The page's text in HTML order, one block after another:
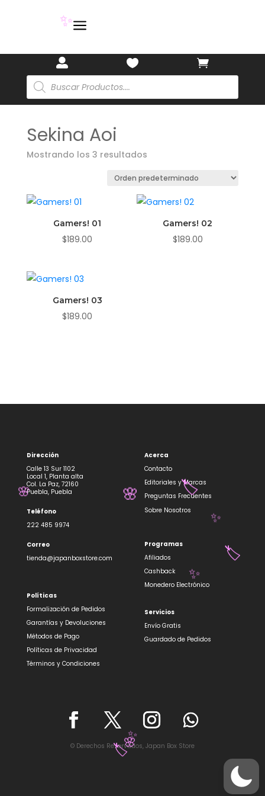
a
 

Búsqueda
de
productos
Sekina Aoi
Mostrando los 3 resultados
Gamers! 01
$189.00
Gamers! 02
$189.00
Gamers! 03
$189.00
Dirección
Calle 13 Sur 1102
Local 1, Planta alta
Col. La Paz, 72160
Puebla, Puebla
Teléfono
222 485 9974
Correo
tienda@japanboxstore.com
Políticas
Formalización de Pedidos
Garantías y Devoluciones
Métodos de Pago
Políticas de Privacidad
Términos y Condiciones
Acerca
Contacto
Editoriales y Marcas
Preguntas Frecuentes
Sobre Nosotros
Programas
Afiliados
Cashback
Monedero Electrónico
Servicios
Envío Gratis
Guardado de Pedidos
© Derechos Reservados, Japan Box Store
🌸
✨
✨
🏷️
✨
🏷️
🌸
🌸